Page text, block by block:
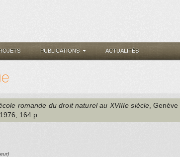
PUBLICATIONS ACTUALITÉS
romande du droit naturel au XVIIIe siècle , Genève
, 1976 , 164 p.